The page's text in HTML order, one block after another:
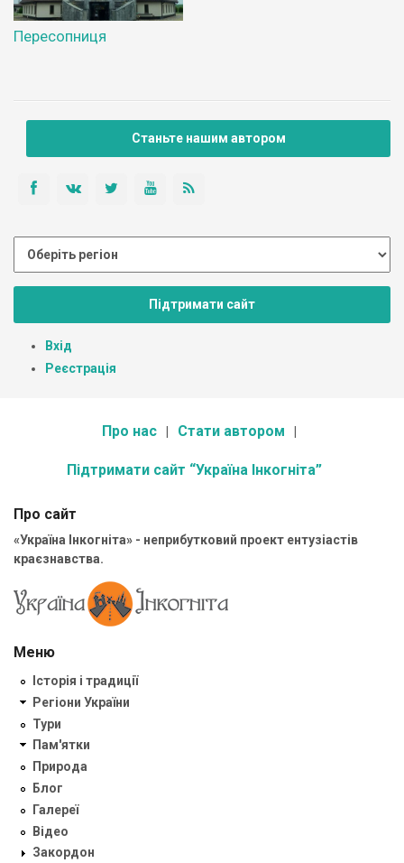
Пересопниця
Станьте нашим автором
Підтримати сайт
Вхід
Реєстрація
Про нас Стати автором
Підтримати сайт “Україна Інкогніта”
Про сайт
«Україна Інкогніта» - неприбутковий проект ентузіастів
краєзнавства.
Меню
Історія і традиції
Регіони України
Тури
Пам'ятки
Природа
Блог
Галереї
Відео
Закордон